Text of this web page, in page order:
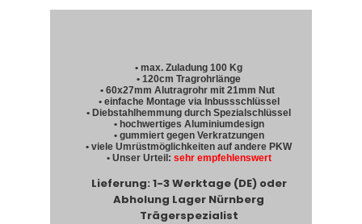
• max. Zuladung 100 Kg
• 120cm Tragrohrlänge
• 60x27mm Alutragrohr mit 21mm Nut
• einfache Montage via Inbussschlüssel
• Diebstahlhemmung durch Spezialschlüssel
• hochwertiges Aluminiumdesign
• gummiert gegen Verkratzungen
• viele Umrüstmöglichkeiten auf andere PKW
• Unser Urteil: sehr empfehlenswert
Lieferung: 1-3 Werktage (DE) oder
Abholung Lager Nürnberg
Trägerspezialist